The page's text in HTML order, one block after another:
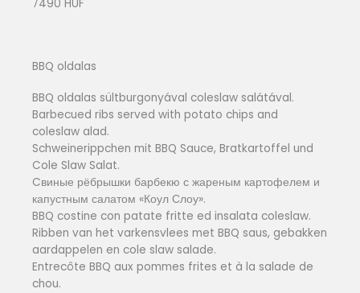
7490 HUF
BBQ oldalas
BBQ oldalas sültburgonyával coleslaw salátával.
Barbecued ribs served with potato chips and
coleslaw alad.
Schweinerippchen mit BBQ Sauce, Bratkartoffel und
Cole Slaw Salat.
Cвиные рёбрышки барбекю с жареным картофелем и
капустным салатом «Коул Слоу».
BBQ costine con patate fritte ed insalata coleslaw.
Ribben van het varkensvlees met BBQ saus, gebakken
aardappelen en cole slaw salade.
Entrecôte BBQ aux pommes frites et à la salade de
chou.